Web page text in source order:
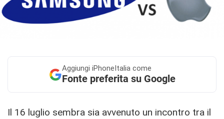
Aggiungi iPhoneItalia come
Fonte preferita su Google
Il 16 luglio sembra sia avvenuto un incontro tra il